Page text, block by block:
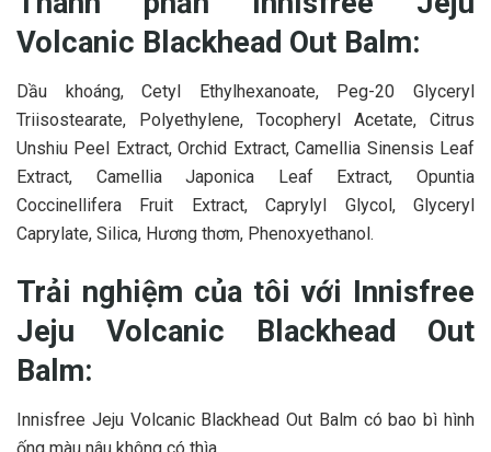
Volcanic Blackhead Out Balm:
Dầu khoáng, Cetyl Ethylhexanoate, Peg-20 Glyceryl
Triisostearate, Polyethylene, Tocopheryl Acetate, Citrus
Unshiu Peel Extract, Orchid Extract, Camellia Sinensis Leaf
Extract, Camellia Japonica Leaf Extract, Opuntia
Coccinellifera Fruit Extract, Caprylyl Glycol, Glyceryl
Caprylate, Silica, Hương thơm, Phenoxyethanol.
Trải nghiệm của tôi với Innisfree
Jeju Volcanic Blackhead Out
Balm:
Innisfree Jeju Volcanic Blackhead Out Balm có bao bì hình